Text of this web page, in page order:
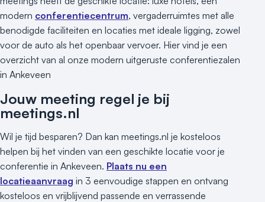
modern conferentiecentrum, vergaderruimtes met alle
benodigde faciliteiten en locaties met ideale ligging, zowel
voor de auto als het openbaar vervoer. Hier vind je een
overzicht van al onze modern uitgeruste conferentiezalen
in Ankeveen
Jouw meeting regel je bij
meetings.nl
Wil je tijd besparen? Dan kan meetings.nl je kosteloos
helpen bij het vinden van een geschikte locatie voor je
conferentie in Ankeveen. Plaats nu een
locatieaanvraag in 3 eenvoudige stappen en ontvang
kosteloos en vrijblijvend passende en verrassende